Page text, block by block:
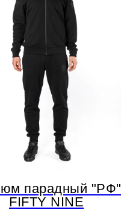
парадный "РФ"
FIFTY NINE